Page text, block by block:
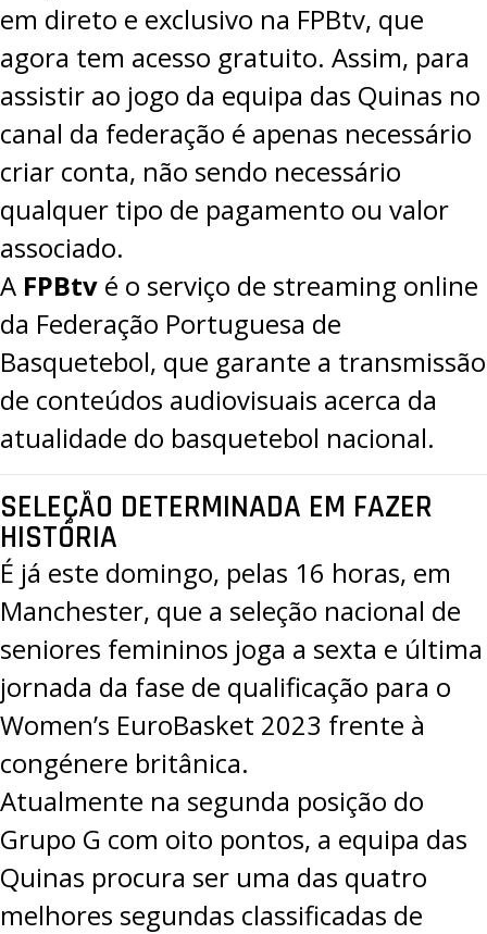
em direto e exclusivo na FPBtv, que
agora tem acesso gratuito. Assim, para
assistir ao jogo da equipa das Quinas no
canal da federação é apenas necessário
criar conta, não sendo necessário
qualquer tipo de pagamento ou valor
associado.
A FPBtv é o serviço de streaming online
da Federação Portuguesa de
Basquetebol, que garante a transmissão
de conteúdos audiovisuais acerca da
atualidade do basquetebol nacional.
SELEÇÃO DETERMINADA EM FAZER
HISTÓRIA
É já este domingo, pelas 16 horas, em
Manchester, que a seleção nacional de
seniores femininos joga a sexta e última
jornada da fase de qualificação para o
Women’s EuroBasket 2023 frente à
congénere britânica.
Atualmente na segunda posição do
Grupo G com oito pontos, a equipa das
Quinas procura ser uma das quatro
melhores segundas classificadas de